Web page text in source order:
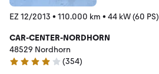
EZ 12/2013 • 110.000 km • 44 kW (60 PS)
CAR-CENTER-NORDHORN
48529 Nordhorn
4.2 Sterne
(354)